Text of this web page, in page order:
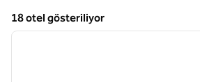
18 otel gösteriliyor
18 otel gösteriliyor
1 / 12